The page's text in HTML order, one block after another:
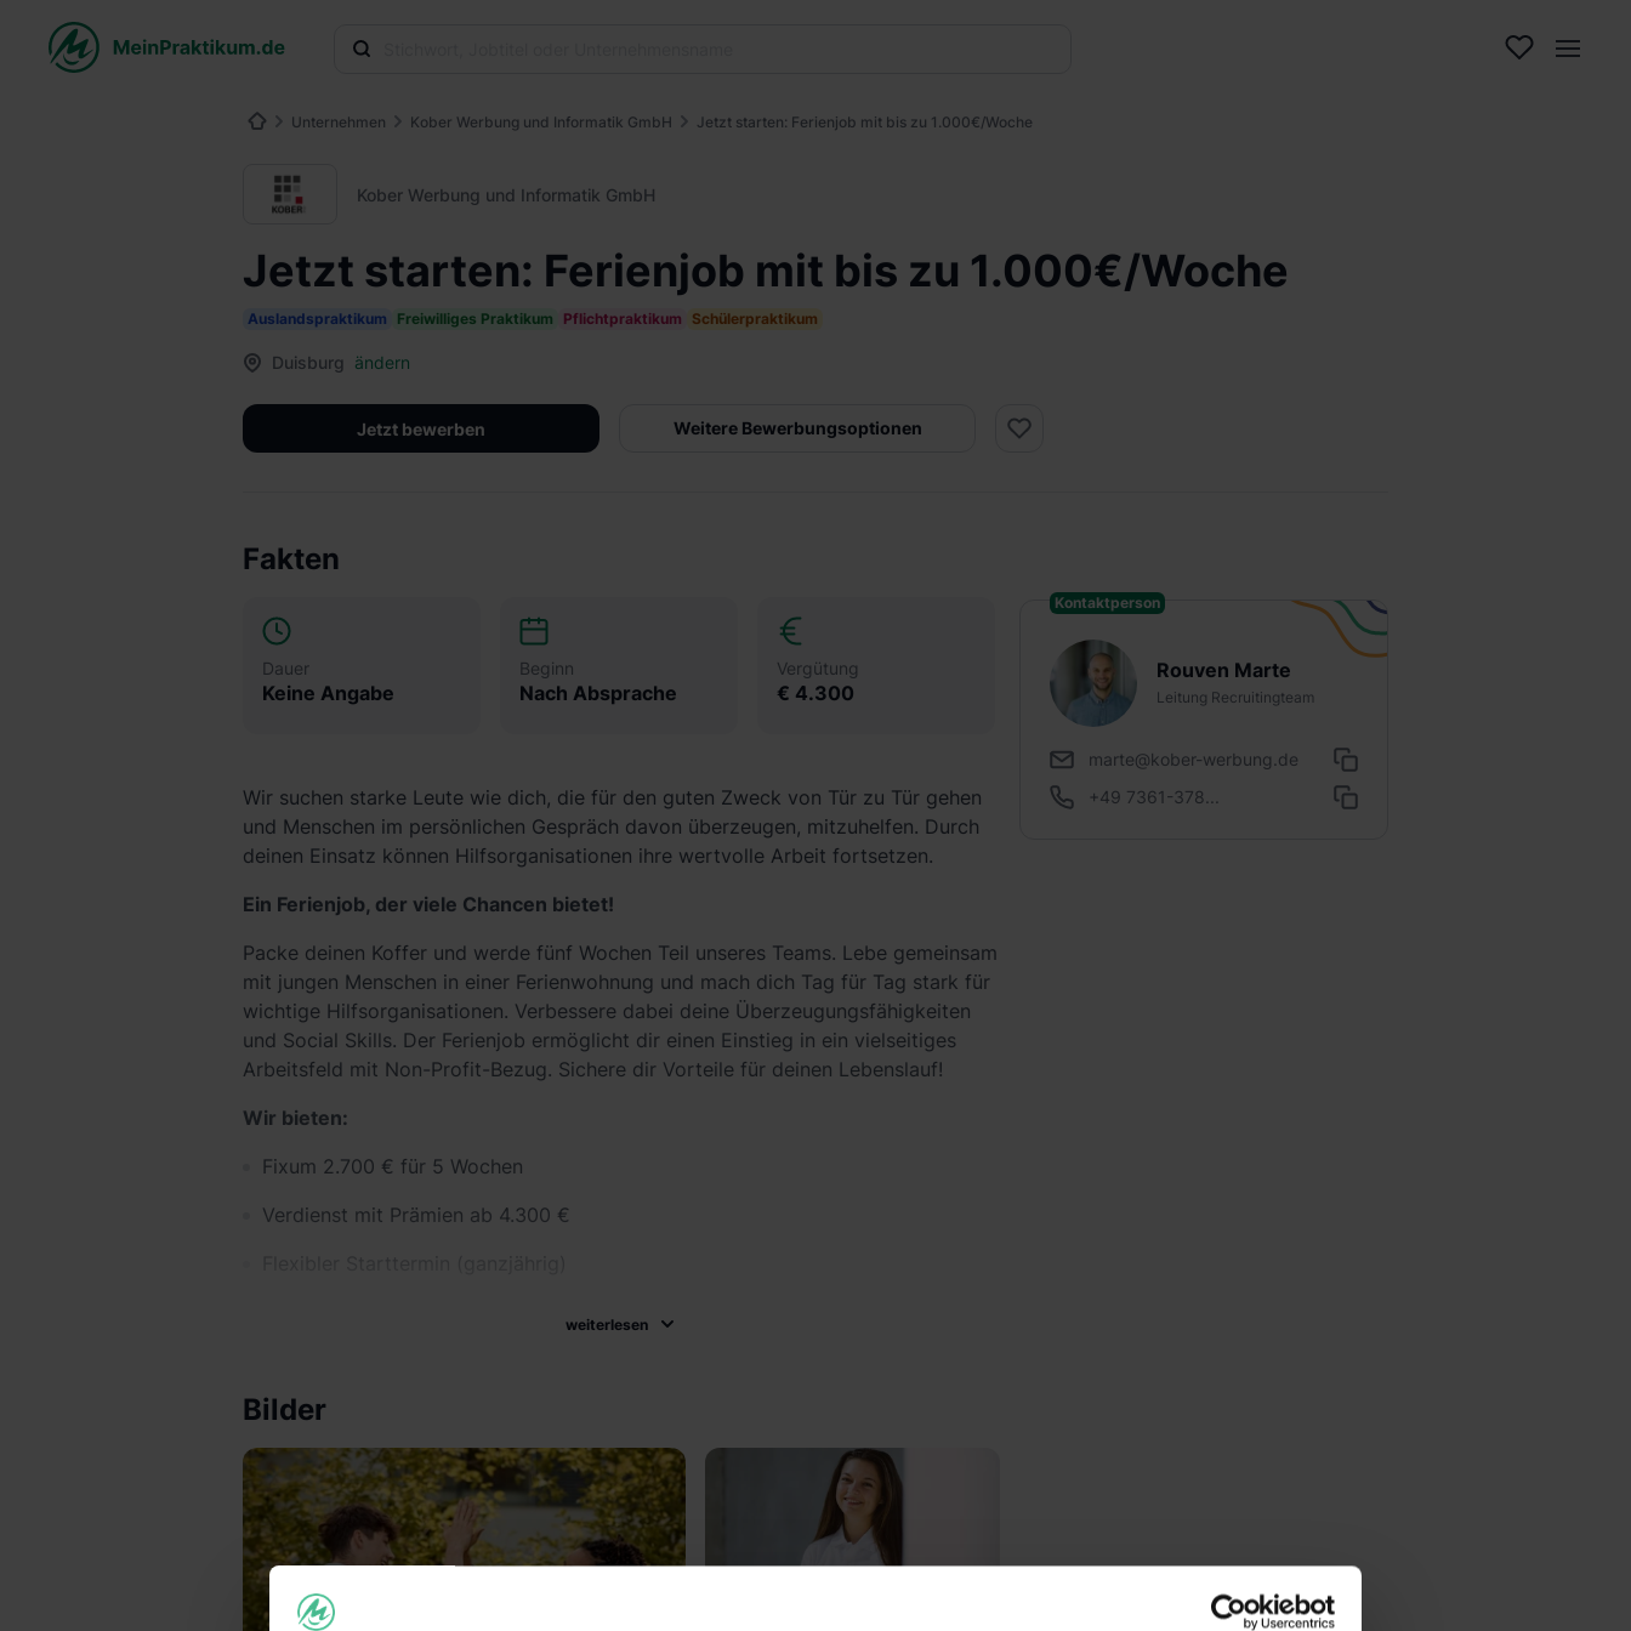
Unternehmen Kober Werbung und Informatik GmbH Jetzt starten: Ferienjob mit bis zu 1.000€/Woche
Kober Werbung und Informatik GmbH
Jetzt starten: Ferienjob mit bis zu 1.000€/Woche
Auslandspraktikum Freiwilliges Praktikum Pflichtpraktikum Schülerpraktikum
Duisburg ändern
Jetzt bewerben Weitere Bewerbungsoptionen
Fakten
Dauer
Keine Angabe
Beginn
Nach Absprache
Vergütung
€ 4.300
Wir suchen starke Leute wie dich, die für den guten Zweck von Tür zu Tür gehen
und Menschen im persönlichen Gespräch davon überzeugen, mitzuhelfen. Durch
deinen Einsatz können Hilfsorganisationen ihre wertvolle Arbeit fortsetzen.
Ein Ferienjob, der viele Chancen bietet!
Packe deinen Koffer und werde fünf Wochen Teil unseres Teams. Lebe gemeinsam
mit jungen Menschen in einer Ferienwohnung und mach dich Tag für Tag stark für
wichtige Hilfsorganisationen. Verbessere dabei deine Überzeugungsfähigkeiten
und Social Skills. Der Ferienjob ermöglicht dir einen Einstieg in ein vielseitiges
Arbeitsfeld mit Non-Profit-Bezug. Sichere dir Vorteile für deinen Lebenslauf!
Wir bieten:
Fixum 2.700 € für 5 Wochen
Verdienst mit Prämien ab 4.300 €
Verbesserung deiner Social Skills
Referenzschreiben für den Lebenslauf
Wir wünschen uns:
Mindestalter: 18 Jahre
4-5 Wochen Zeit
weiterlesen
Bilder
Kontaktperson
Rouven Marte
Leitung Recruitingteam
marte@kober-werbung.de
+49 7361-378...